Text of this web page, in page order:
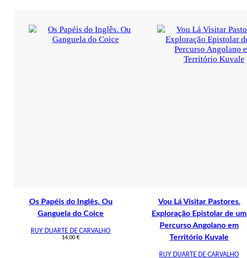
Os Papéis do Inglês. Ou
Ganguela do Coice
RUY DUARTE DE CARVALHO
14,00 €
Vou Lá Visitar Pastores.
Exploração Epistolar de um
Percurso Angolano em
Território Kuvale
RUY DUARTE DE CARVALHO